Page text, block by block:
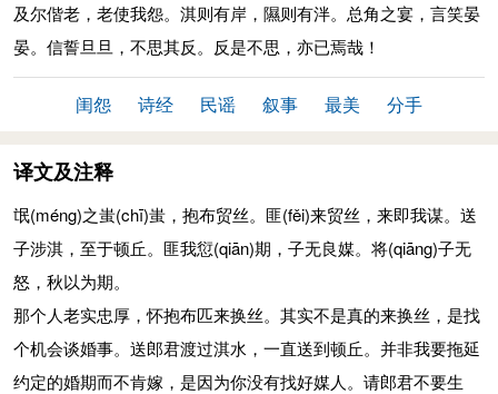
及尔偕老，老使我怨。淇则有岸，隰则有泮。总角之宴，言笑晏
晏。信誓旦旦，不思其反。反是不思，亦已焉哉！
闺怨 诗经 民谣 叙事 最美 分手
译文及注释
氓(méng)之蚩(chī)蚩，抱布贸丝。匪(fěi)来贸丝，来即我谋。送
子涉淇，至于顿丘。匪我愆(qiān)期，子无良媒。将(qiāng)子无
怒，秋以为期。
那个人老实忠厚，怀抱布匹来换丝。其实不是真的来换丝，是找
个机会谈婚事。送郎君渡过淇水，一直送到顿丘。并非我要拖延
约定的婚期而不肯嫁，是因为你没有找好媒人。请郎君不要生